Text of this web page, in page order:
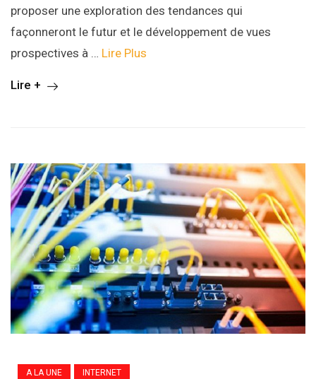
proposer une exploration des tendances qui
façonneront le futur et le développement de vues
prospectives à … Lire Plus
Lire +
A LA UNE INTERNET